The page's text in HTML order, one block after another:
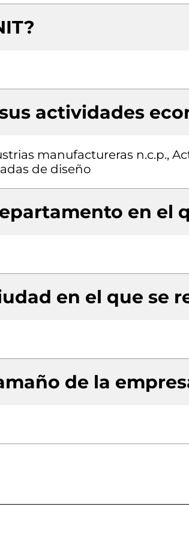
actividades
manufactureras n.c.p.,
de diseño
en el
en el que se
de la